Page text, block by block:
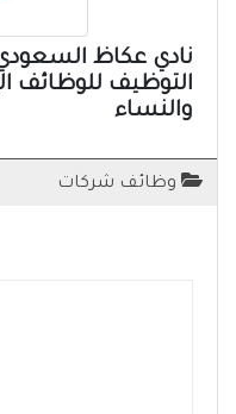
نادي عكاظ
التوظيف للوظائف
والنساء
وظائف شركات